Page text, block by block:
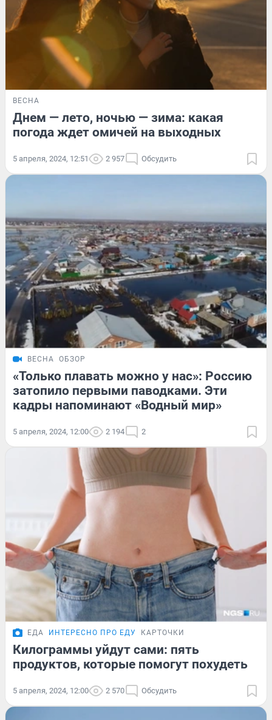
ВЕСНА
Днем — лето, ночью — зима: какая
погода ждет омичей на выходных
5 апреля, 2024, 12:51 2 957 Обсудить
ВЕСНА ОБЗОР
«Только плавать можно у нас»: Россию
затопило первыми паводками. Эти
кадры напоминают «Водный мир»
5 апреля, 2024, 12:00 2 194 2
ЕДА ИНТЕРЕСНО ПРО ЕДУ КАРТОЧКИ
Килограммы уйдут сами: пять
продуктов, которые помогут похудеть
5 апреля, 2024, 12:00 2 570 Обсудить